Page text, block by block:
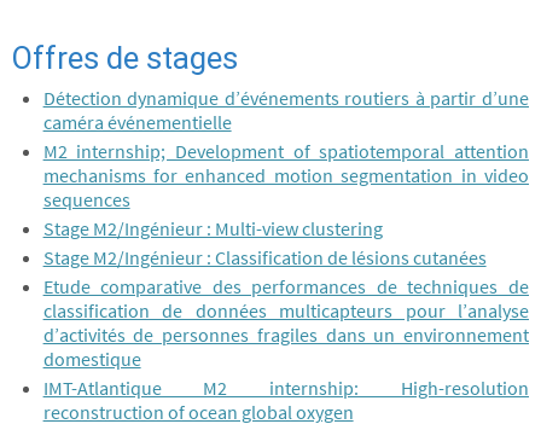
Offres de stages
Détection dynamique d’événements routiers à partir d’une
caméra événementielle
M2 internship; Development of spatiotemporal attention
mechanisms for enhanced motion segmentation in video
sequences
Stage M2/Ingénieur : Multi-view clustering
Stage M2/Ingénieur : Classification de lésions cutanées
Etude comparative des performances de techniques de
classification de données multicapteurs pour l’analyse
d’activités de personnes fragiles dans un environnement
domestique
IMT-Atlantique M2 internship: High-resolution
reconstruction of ocean global oxygen